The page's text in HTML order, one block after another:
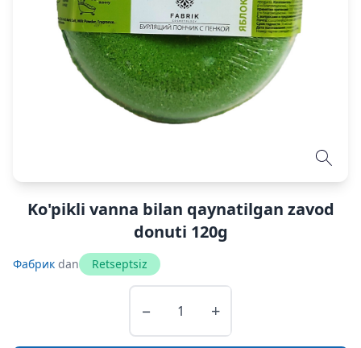
Ko'pikli vanna bilan qaynatilgan zavod
donuti 120g
Фабрик dan Retseptsiz
− +